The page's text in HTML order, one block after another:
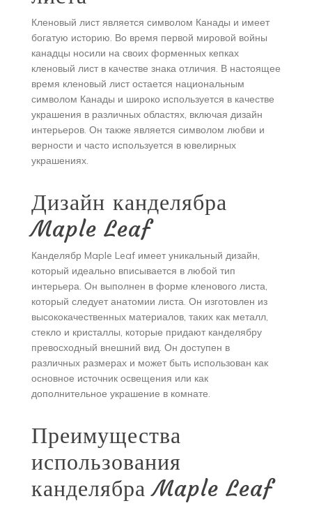
Кленовый лист является символом Канады и имеет
богатую историю. Во время первой мировой войны
канадцы носили на своих форменных кепках
кленовый лист в качестве знака отличия. В настоящее
время кленовый лист остается национальным
символом Канады и широко используется в качестве
украшения в различных областях, включая дизайн
интерьеров. Он также является символом любви и
верности и часто используется в ювелирных
украшениях.
Дизайн канделябра
Maple Leaf
Канделябр Maple Leaf имеет уникальный дизайн,
который идеально вписывается в любой тип
интерьера. Он выполнен в форме кленового листа,
который следует ​анатомии листа. Он изготовлен из
высококачественных материалов, таких как металл,
стекло и кристаллы, которые придают канделябру
превосходный внешний вид. Он доступен в
различных размерах и может быть использован как
основное источник освещения или как
дополнительное украшение в комнате.
Преимущества
использования
канделябра Maple Leaf